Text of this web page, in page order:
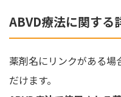
ABVD療法に関する
薬剤名にリンクがある
だけます。